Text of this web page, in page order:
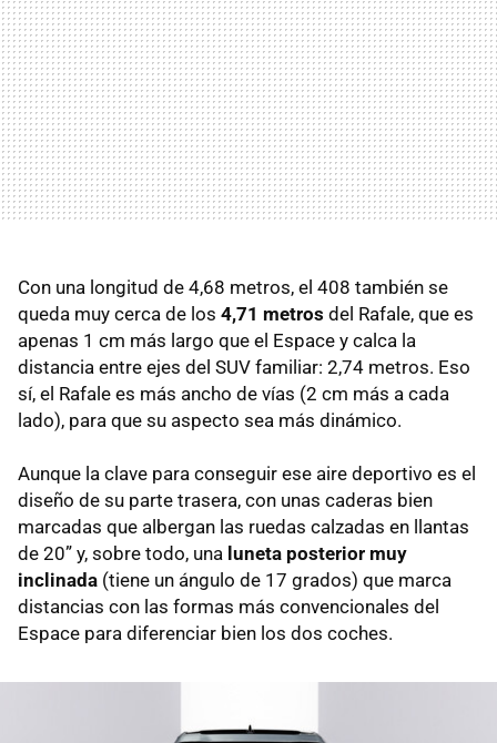
Con una longitud de 4,68 metros, el 408 también se
queda muy cerca de los 4,71 metros del Rafale, que es
apenas 1 cm más largo que el Espace y calca la
distancia entre ejes del SUV familiar: 2,74 metros. Eso
sí, el Rafale es más ancho de vías (2 cm más a cada
lado), para que su aspecto sea más dinámico.
Aunque la clave para conseguir ese aire deportivo es el
diseño de su parte trasera, con unas caderas bien
marcadas que albergan las ruedas calzadas en llantas
de 20” y, sobre todo, una luneta posterior muy
inclinada (tiene un ángulo de 17 grados) que marca
distancias con las formas más convencionales del
Espace para diferenciar bien los dos coches.